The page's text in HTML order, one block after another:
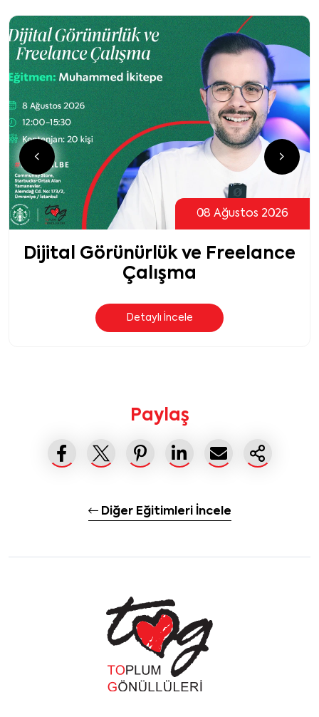
08 Ağustos 2026
Dijital Görünürlük ve Freelance
Çalışma
Detaylı İncele
Paylaş
Diğer Eğitimleri İncele